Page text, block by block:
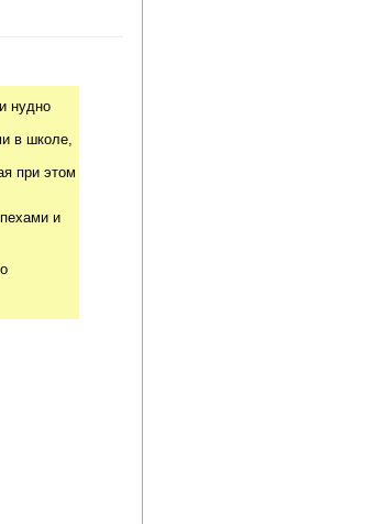
нудно
в школе,
при этом
и